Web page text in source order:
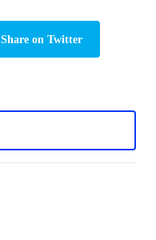
Share on Twitter